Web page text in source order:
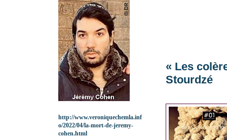
« Les
Stourdzé
http://www.veroniquechemla.inf
o/2022/04/la-mort-de-jeremy-
cohen.html